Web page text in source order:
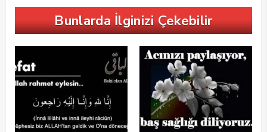
Bunlarda İlginizi Çekebilir